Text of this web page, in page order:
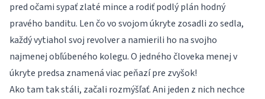
pred očami sypať zlaté mince a rodiť podlý plán hodný
pravého banditu. Len čo vo svojom úkryte zosadli zo sedla,
každý vytiahol svoj revolver a namierili ho na svojho
najmenej obľúbeného kolegu. O jedného človeka menej v
úkryte predsa znamená viac peňazí pre zvyšok!
Ako tam tak stáli, začali rozmýšľať. Ani jeden z nich nechce